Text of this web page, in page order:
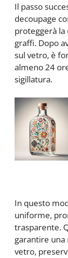
Il passo
decoupage
proteggerà la
graffi. Dopo
sul vetro, è
almeno 24
sigillatura.
In questo
uniforme,
trasparente.
garantire una
vetro,